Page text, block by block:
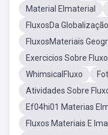
Material EImaterial
FluxosDa Globalização
FluxosMateriais
Exercicios Sobre
WhimsicalFluxo
Atividades Sobre
Ef04hi01 Materias
Fluxos Materiais E